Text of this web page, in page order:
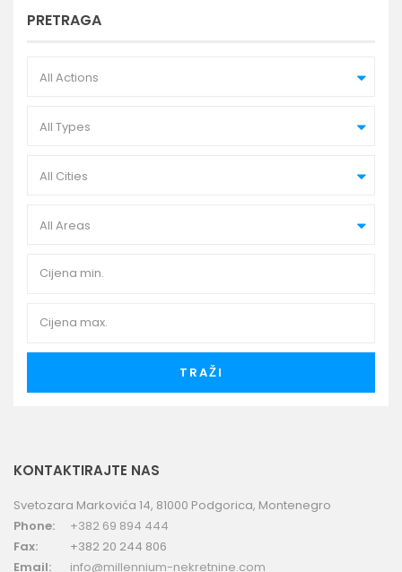
PRETRAGA
All Actions
All Types
All Cities
All Areas
TRAŽI
KONTAKTIRAJTE NAS
Svetozara Markovića 14, 81000 Podgorica, Montenegro
Phone:
+382 69 894 444
Fax:
+382 20 244 806
Email:
info@millennium-nekretnine.com